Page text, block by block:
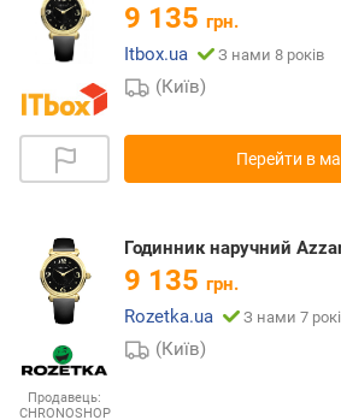
9 135 грн.
Itbox.ua
З нами 8 років
(Київ)
Перейти в
Продавець:
CHRONOSHOP
Годинник наручний
9 135 грн.
Rozetka.ua
З нами 7
(Київ)